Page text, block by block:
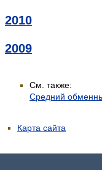
2010
2009
См. также:
Средний
Карта сайта